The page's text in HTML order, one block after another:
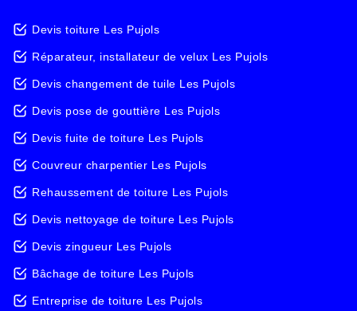
Devis toiture Les Pujols
Réparateur, installateur de velux Les Pujols
Devis changement de tuile Les Pujols
Devis pose de gouttière Les Pujols
Devis fuite de toiture Les Pujols
Couvreur charpentier Les Pujols
Rehaussement de toiture Les Pujols
Devis nettoyage de toiture Les Pujols
Devis zingueur Les Pujols
Bâchage de toiture Les Pujols
Entreprise de toiture Les Pujols